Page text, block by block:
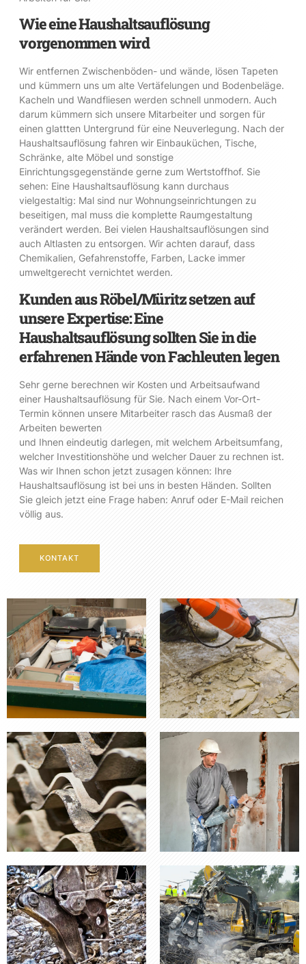
Wie eine Haushaltsauflösung
vorgenommen wird
Wir entfernen Zwischenböden- und wände, lösen Tapeten
und kümmern uns um alte Vertäfelungen und Bodenbeläge.
Kacheln und Wandfliesen werden schnell unmodern. Auch
darum kümmern sich unsere Mitarbeiter und sorgen für
einen glattten Untergrund für eine Neuverlegung. Nach der
Haushaltsauflösung fahren wir Einbauküchen, Tische,
Schränke, alte Möbel und sonstige
Einrichtungsgegenstände gerne zum Wertstoffhof. Sie
sehen: Eine Haushaltsauflösung kann durchaus
vielgestaltig: Mal sind nur Wohnungseinrichtungen zu
beseitigen, mal muss die komplette Raumgestaltung
verändert werden. Bei vielen Haushaltsauflösungen sind
auch Altlasten zu entsorgen. Wir achten darauf, dass
Chemikalien, Gefahrenstoffe, Farben, Lacke immer
umweltgerecht vernichtet werden.
Kunden aus Röbel/Müritz setzen auf
unsere Expertise: Eine
Haushaltsauflösung sollten Sie in die
erfahrenen Hände von Fachleuten legen
Sehr gerne berechnen wir Kosten und Arbeitsaufwand
einer Haushaltsauflösung für Sie. Nach einem Vor-Ort-
Termin können unsere Mitarbeiter rasch das Ausmaß der
Arbeiten bewerten
und Ihnen eindeutig darlegen, mit welchem Arbeitsumfang,
welcher Investitionshöhe und welcher Dauer zu rechnen ist.
Was wir Ihnen schon jetzt zusagen können: Ihre
Haushaltsauflösung ist bei uns in besten Händen. Sollten
Sie gleich jetzt eine Frage haben: Anruf oder E-Mail reichen
völlig aus.
KONTAKT